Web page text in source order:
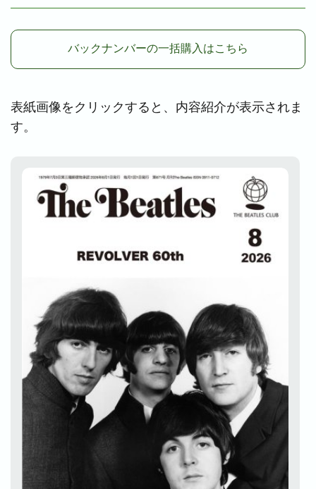
バックナンバーの一括購入はこちら
表紙画像をクリックすると、内容紹介が表示されま
す。